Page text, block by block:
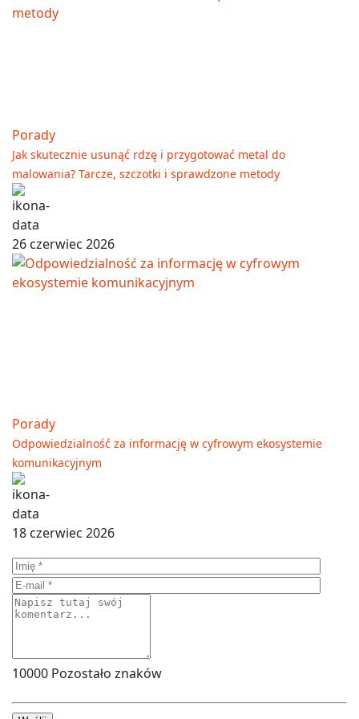
Porady
Jak skutecznie usunąć rdzę i przygotować metal do
malowania? Tarcze, szczotki i sprawdzone metody
26 czerwiec 2026
Porady
Odpowiedzialność za informację w cyfrowym ekosystemie
komunikacyjnym
18 czerwiec 2026
10000 Pozostało znaków